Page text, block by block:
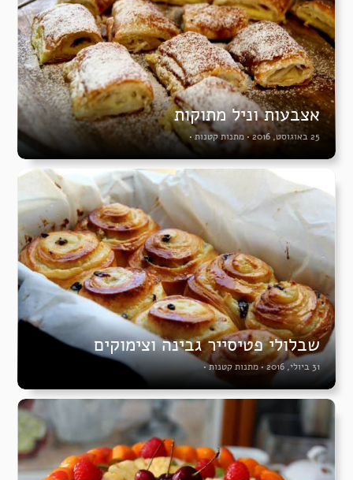
אצבעות וניל מתוקות
25 באוגוסט, 2016 • מתנות קטנות •
שבלולי פטיסייר גבינה וצימוקים
31 ביולי, 2016 •מתנות קטנות•